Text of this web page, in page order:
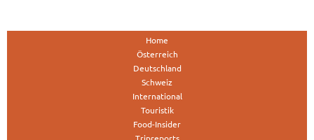
Home
Österreich
Deutschland
Schweiz
International
Touristik
Food-Insider
Tripreports